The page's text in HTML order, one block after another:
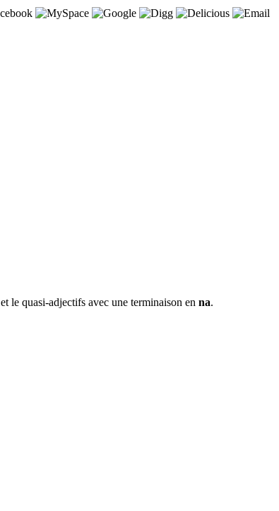
et le quasi-adjectifs avec une terminaison en na.